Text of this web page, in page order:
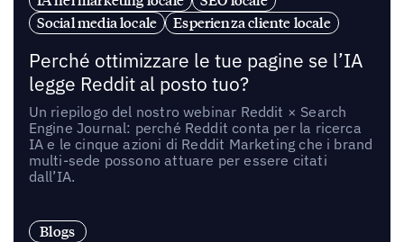
Social media locale
Esperienza cliente locale
Perché ottimizzare le tue pagine se l’IA
legge Reddit al posto tuo?
Un riepilogo del nostro webinar Reddit × Search
Engine Journal: perché Reddit conta per la ricerca
IA e le cinque azioni di Reddit Marketing che i brand
multi-sede possono attuare per essere citati
dall’IA.
Blogs